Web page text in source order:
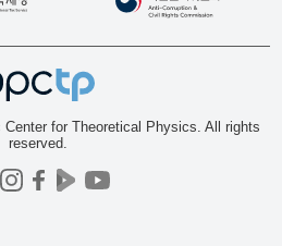
for Theoretical Physics. All rights
reserved.